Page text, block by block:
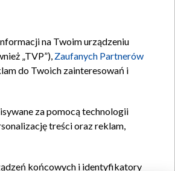
na Twoim urządzeniu
„TVP”), Zaufanych Partnerów
do Twoich zainteresowań i
za pomocą technologii
treści oraz reklam,
końcowych i identyfikatory